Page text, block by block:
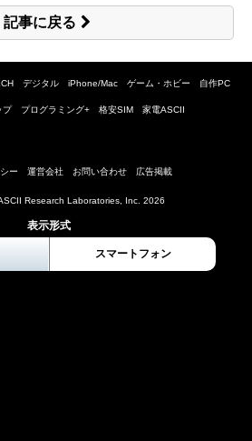
記事に戻る
デジタル iPhone/Mac ゲーム・ホビー 自作PC
プ プログラミング+ 格安SIM 家電ASCII
ー 運営会社 お問い合わせ 広告掲載
Research Laboratories, Inc. 2026
表示形式
スマートフォン